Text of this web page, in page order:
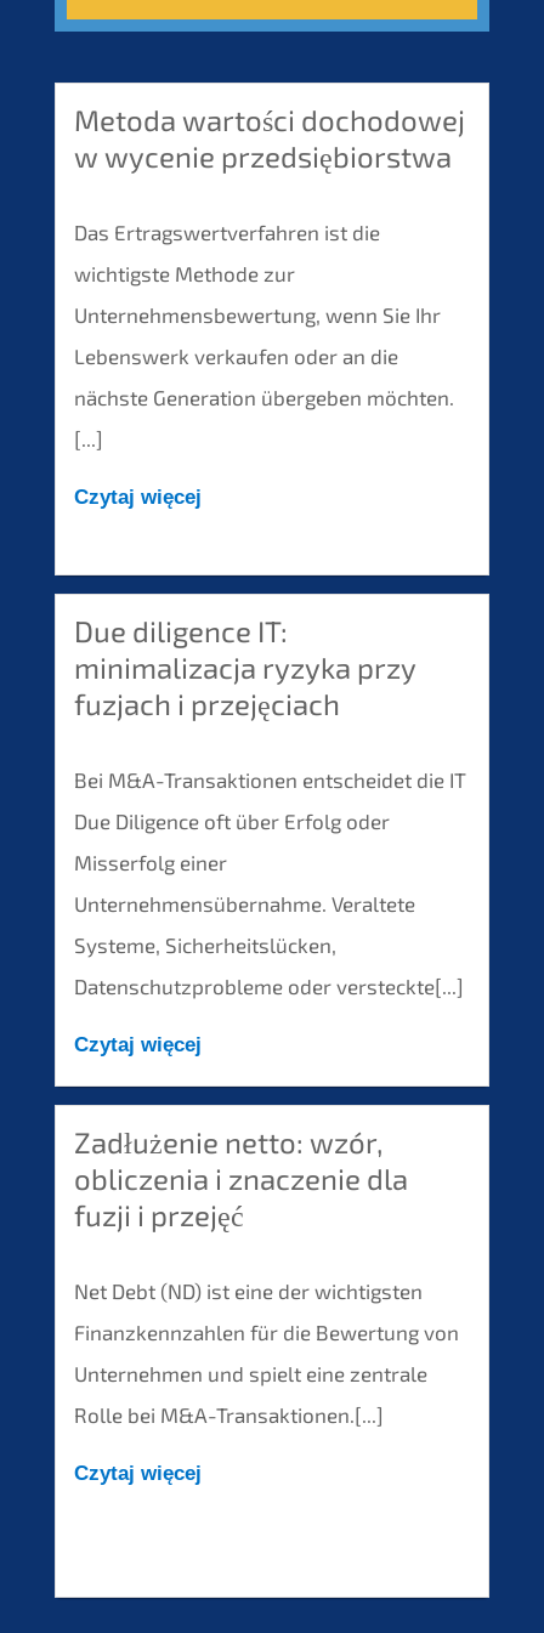
Metoda wartości dochodowej
w wycenie przedsiębiorstwa
Das Ertragswertverfahren ist die
wichtigste Methode zur
Unternehmensbewertung, wenn Sie Ihr
Lebenswerk verkaufen oder an die
nächste Generation übergeben möchten.
[...]
Czytaj więcej
Due diligence IT:
minimalizacja ryzyka przy
fuzjach i przejęciach
Bei M&A-Transaktionen entscheidet die IT
Due Diligence oft über Erfolg oder
Misserfolg einer
Unternehmensübernahme. Veraltete
Systeme, Sicherheitslücken,
Datenschutzprobleme oder versteckte[...]
Czytaj więcej
Zadłużenie netto: wzór,
obliczenia i znaczenie dla
fuzji i przejęć
Net Debt (ND) ist eine der wichtigsten
Finanzkennzahlen für die Bewertung von
Unternehmen und spielt eine zentrale
Rolle bei M&A-Transaktionen.[...]
Czytaj więcej